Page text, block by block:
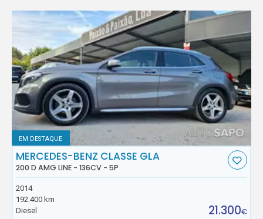
EM DESTAQUE
MERCEDES-BENZ CLASSE GLA
200 D AMG LINE - 136CV - 5P
2014
192.400 km
Diesel
21.300€